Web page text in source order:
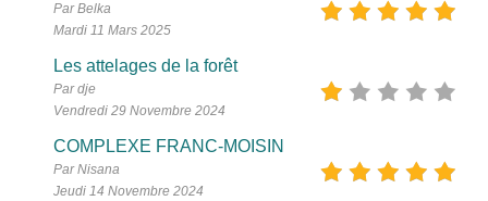
Par Belka
Mardi 11 Mars 2025
Les attelages de la forêt
Par dje
Vendredi 29 Novembre 2024
COMPLEXE FRANC-MOISIN
Par Nisana
Jeudi 14 Novembre 2024